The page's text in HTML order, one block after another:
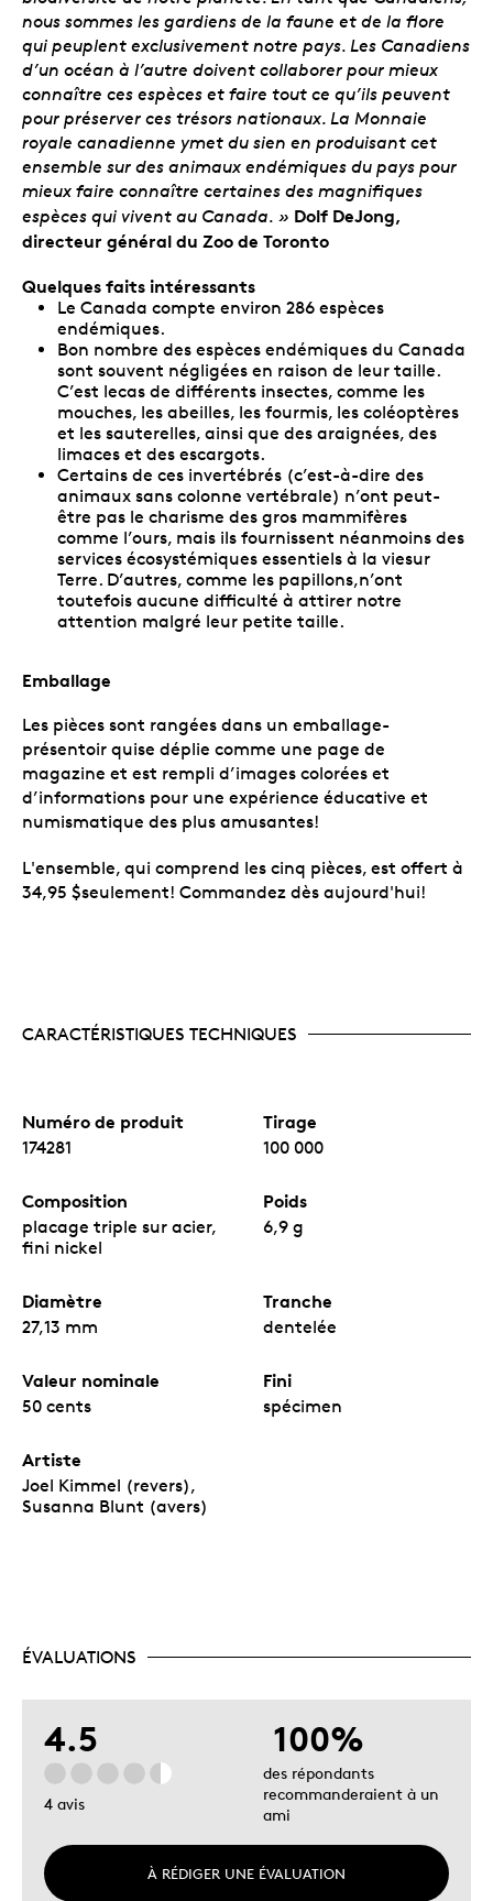
nous sommes les gardiens de la faune et de la flore
qui peuplent exclusivement notre pays. Les Canadiens
d’un océan à l’autre doivent collaborer pour mieux
connaître ces espèces et faire tout ce qu’ils peuvent
pour préserver ces trésors nationaux. La Monnaie
royale canadienne ymet du sien en produisant cet
ensemble sur des animaux endémiques du pays pour
mieux faire connaître certaines des magnifiques
espèces qui vivent au Canada. » Dolf DeJong,
directeur général du Zoo de Toronto
Quelques faits intéressants
Le Canada compte environ 286 espèces
endémiques.
Bon nombre des espèces endémiques du Canada
sont souvent négligées en raison de leur taille.
C’est lecas de différents insectes, comme les
mouches, les abeilles, les fourmis, les coléoptères
et les sauterelles, ainsi que des araignées, des
limaces et des escargots.
Certains de ces invertébrés (c’est-à-dire des
animaux sans colonne vertébrale) n’ont peut-
être pas le charisme des gros mammifères
comme l’ours, mais ils fournissent néanmoins des
services écosystémiques essentiels à la viesur
Terre. D’autres, comme les papillons,n’ont
toutefois aucune difficulté à attirer notre
attention malgré leur petite taille.
Emballage
Les pièces sont rangées dans un emballage-
présentoir quise déplie comme une page de
magazine et est rempli d’images colorées et
d’informations pour une expérience éducative et
numismatique des plus amusantes!
L'ensemble, qui comprend les cinq pièces, est offert à
34,95 $seulement! Commandez dès aujourd'hui!
CARACTÉRISTIQUES TECHNIQUES
Numéro de produit
174281
Tirage
100 000
Composition
placage triple sur acier,
fini nickel
Poids
6,9 g
Diamètre
27,13 mm
Tranche
dentelée
Valeur nominale
50 cents
Fini
spécimen
Artiste
Joel Kimmel (revers),
Susanna Blunt (avers)
ÉVALUATIONS
4.5
4 avis
À RÉDIGER UNE ÉVALUATION
100%
des répondants
recommanderaient à un
ami